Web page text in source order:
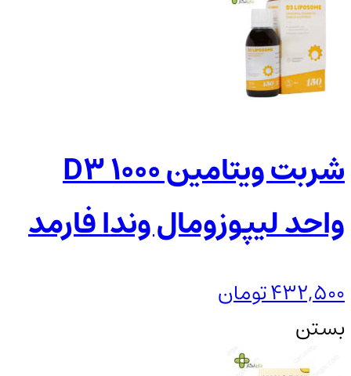
شربت ویتامین D3 1000
واحد لیپوزومال وندا فارمد
432,500تومان
بستن